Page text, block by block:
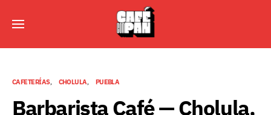
CAFETERÍAS CHOLULA PUEBLA
Barbarista Café — Cholula,